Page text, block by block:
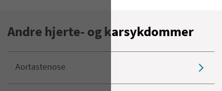
Andre hjerte- og karsykdommer
Aortastenose